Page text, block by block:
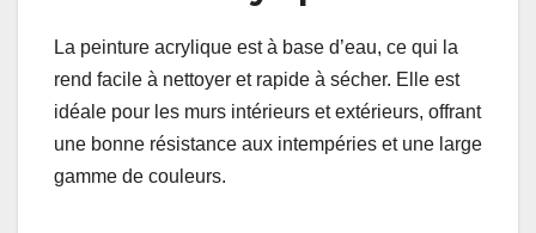
La peinture acrylique est à base d’eau, ce qui la
rend facile à nettoyer et rapide à sécher. Elle est
idéale pour les murs intérieurs et extérieurs, offrant
une bonne résistance aux intempéries et une large
gamme de couleurs.